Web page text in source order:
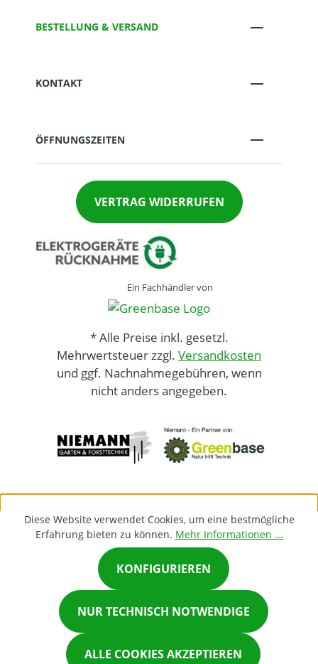
Chat on Whatsapp
×
BESTELLUNG & VERSAND
KONTAKT
ÖFFNUNGSZEITEN
VERTRAG WIDERRUFEN
Ein Fachhändler von
* Alle Preise inkl. gesetzl.
Mehrwertsteuer zzgl. Versandkosten
und ggf. Nachnahmegebühren, wenn
nicht anders angegeben.
Diese Website verwendet Cookies, um eine bestmögliche
Erfahrung bieten zu können. Mehr Informationen ...
NUR TECHNISCH NOTWENDIGE
KONFIGURIEREN
ALLE COOKIES AKZEPTIEREN